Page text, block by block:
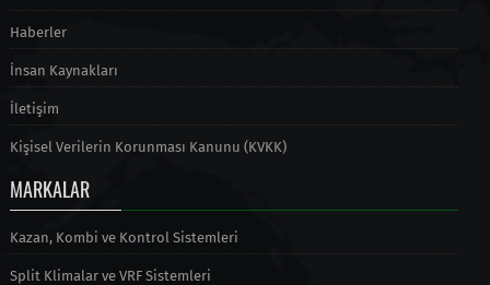
Haberler
İnsan Kaynakları
İletişim
Kişisel Verilerin Korunması Kanunu (KVKK)
MARKALAR
Kazan, Kombi ve Kontrol Sistemleri
Split Klimalar ve VRF Sistemleri